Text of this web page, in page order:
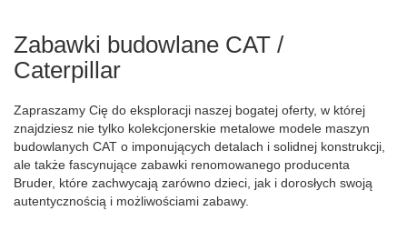
Zabawki budowlane CAT /
Caterpillar
Zapraszamy Cię do eksploracji naszej bogatej oferty, w której
znajdziesz nie tylko kolekcjonerskie metalowe modele maszyn
budowlanych CAT o imponujących detalach i solidnej konstrukcji,
ale także fascynujące zabawki renomowanego producenta
Bruder, które zachwycają zarówno dzieci, jak i dorosłych swoją
autentycznością i możliwościami zabawy.